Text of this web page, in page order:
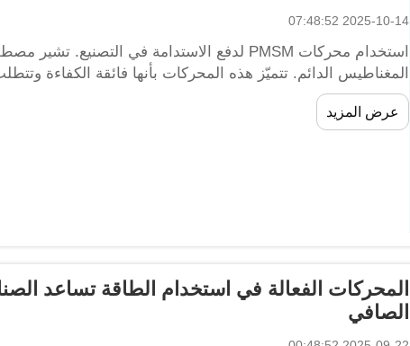
2025-10-14 07:48:52
المغناطيس الدائم. تتميّز هذه المحركات بأنها فائقة الكفاءة
هذا يعني أنه إذا تم تصميم خطوط الإنتاج باستخدام هذه
وبناء خطوط إنتاج أكثر استدامة.
عرض المزيد
المحركات الفعالة في استخدام الطاقة تساعد
الصافي